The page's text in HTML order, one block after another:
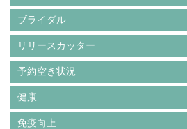
ブライダル
リリースカッター
予約空き状況
健康
免疫向上